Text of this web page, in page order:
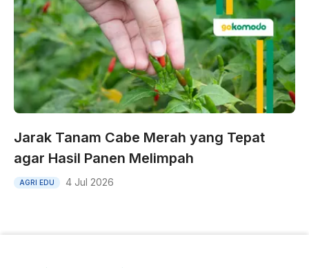
Jarak Tanam Cabe Merah yang Tepat
agar Hasil Panen Melimpah
AGRI EDU 4 Jul 2026